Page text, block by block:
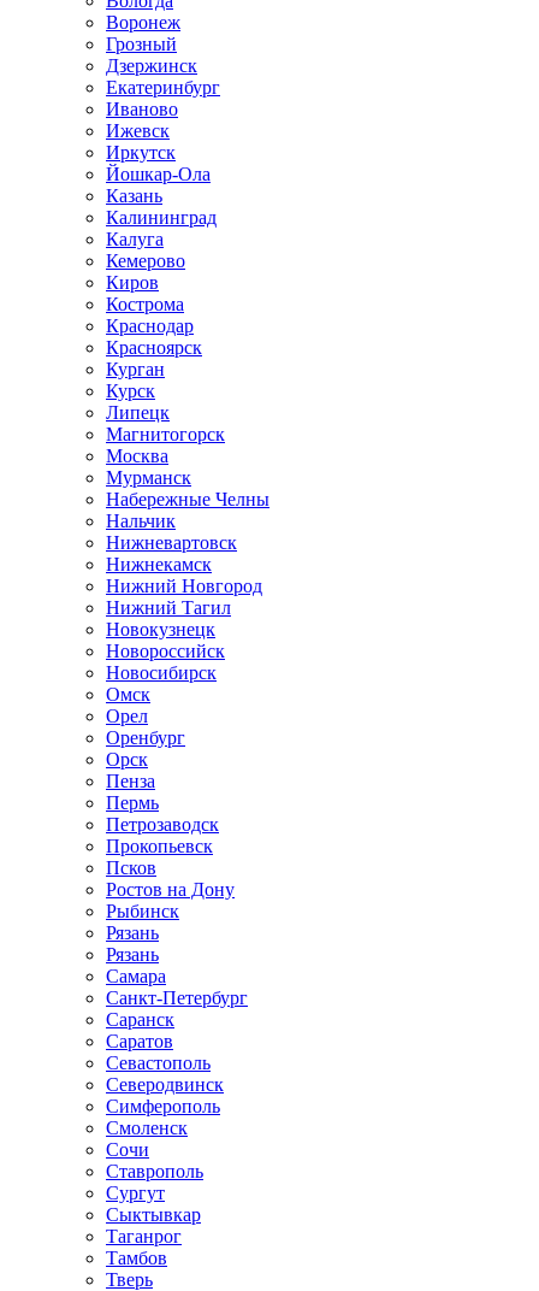
Воронеж
Грозный
Дзержинск
Екатеринбург
Иваново
Ижевск
Иркутск
Йошкар-Ола
Казань
Калининград
Калуга
Кемерово
Киров
Кострома
Краснодар
Красноярск
Курган
Курск
Липецк
Магнитогорск
Москва
Мурманск
Набережные Челны
Нальчик
Нижневартовск
Нижнекамск
Нижний Новгород
Нижний Тагил
Новокузнецк
Новороссийск
Новосибирск
Омск
Орел
Оренбург
Орск
Пенза
Пермь
Петрозаводск
Прокопьевск
Псков
Ростов на Дону
Рыбинск
Рязань
Рязань
Самара
Санкт-Петербург
Саранск
Саратов
Севастополь
Северодвинск
Симферополь
Смоленск
Сочи
Ставрополь
Сургут
Сыктывкар
Таганрог
Тамбов
Тверь